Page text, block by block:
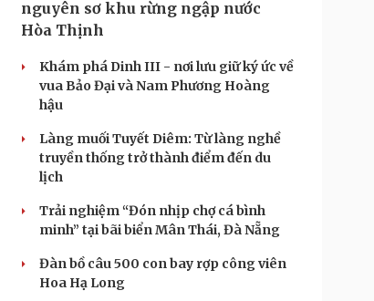
nguyên sơ khu rừng ngập nước
Hòa Thịnh
Khám phá Dinh III - nơi lưu giữ ký ức về
vua Bảo Đại và Nam Phương Hoàng
hậu
Làng muối Tuyết Diêm: Từ làng nghề
truyền thống trở thành điểm đến du
lịch
Trải nghiệm “Đón nhịp chợ cá bình
minh” tại bãi biển Mân Thái, Đà Nẵng
Đàn bồ câu 500 con bay rợp công viên
Hoa Hạ Long